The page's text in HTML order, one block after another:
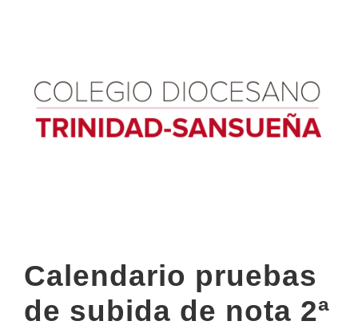
Calendario pruebas
de subida de nota 2ª